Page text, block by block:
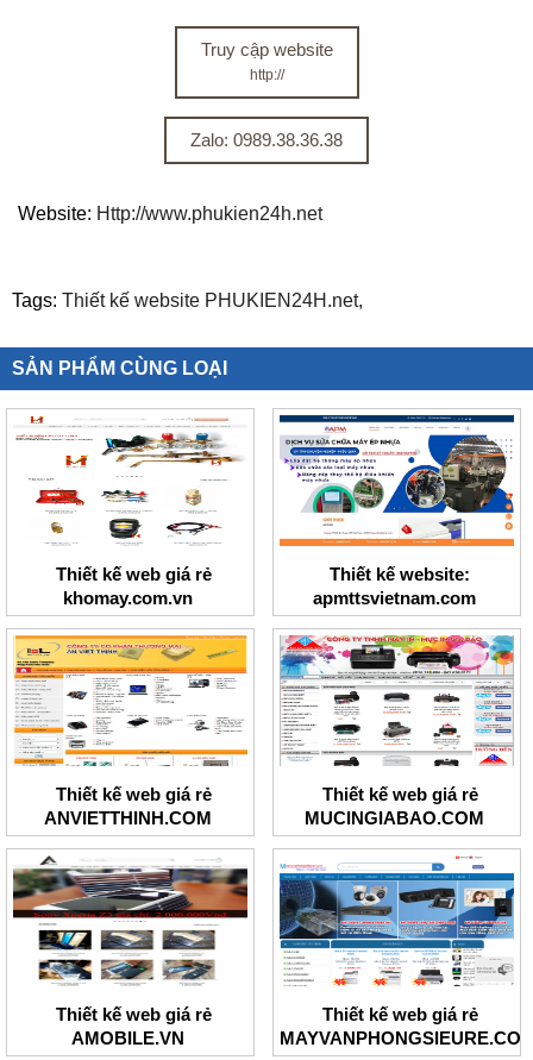
Truy cập website
http://
Zalo: 0989.38.36.38
Website: Http://www.phukien24h.net
Tags: Thiết kế website PHUKIEN24H.net,
SẢN PHẨM CÙNG LOẠI
Thiết kế web giá rẻ
khomay.com.vn
Thiết kế website:
apmttsvietnam.com
Thiết kế web giá rẻ
ANVIETTHINH.COM
Thiết kế web giá rẻ
MUCINGIABAO.COM
Thiết kế web giá rẻ
AMOBILE.VN
Thiết kế web giá rẻ